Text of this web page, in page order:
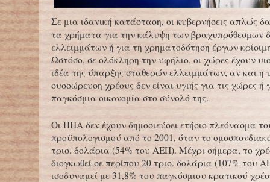
Σε μια ιδανική κατάσταση, οι κυβερνήσεις απλώς
τα χρήματα για την κάλυψη των βραχυπρόθεσμων
ελλειμμάτων ή για τη χρηματοδότηση έργων
Ωστόσο, σε ολόκληρη την υφήλιο, οι χώρες έχουν
ιδέα της ύπαρξης σταθερών ελλειμμάτων, αν και η
συσσώρευση χρέους δεν είναι υγιής για τις χώρες ή
παγκόσμια οικονομία στο σύνολό της.
Οι ΗΠΑ δεν έχουν δημοσιεύσει ετήσιο πλεόνασμα
προϋπολογισμού από το 2001, όταν το
τρισ. δολάρια (54% του ΑΕΠ). Μέχρι σήμερα, το
διογκωθεί σε περίπου 20 τρισ. δολάρια (107% του
ισοδυναμεί με 31,8% του παγκόσμιου κρατικού